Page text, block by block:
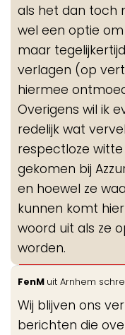
als het dan toch
wel een optie
maar
verlagen (op
hiermee
Overigens wil ik
redelijk wat
respectloze
gekomen bij
en hoewel ze
kunnen komt
woord uit als ze
worden.
FenM uit Arnhem
Wij blijven ons
berichten die